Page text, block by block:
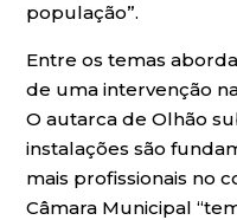
população”.
Entre os temas
de uma intervenção
O autarca de Olhão
instalações são
mais profissionais no
Câmara Municipal